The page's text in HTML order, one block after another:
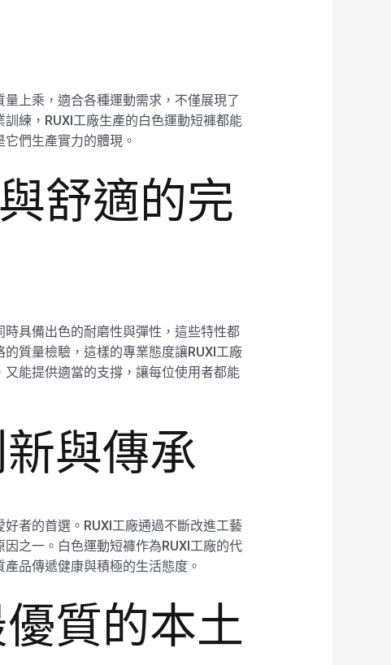
上乘，適合各種運動需求，不僅展現了
練，RUXI工廠生產的白色運動短褲都能
們生產實力的體現。
舒適的完
具備出色的耐磨性與彈性，這些特性都
質量檢驗，這樣的專業態度讓RUXI工廠
能提供適當的支撐，讓每位使用者都能
與傳承
者的首選。RUXI工廠通過不斷改進工藝
之一。白色運動短褲作為RUXI工廠的代
品傳遞健康與積極的生活態度。
質的本土